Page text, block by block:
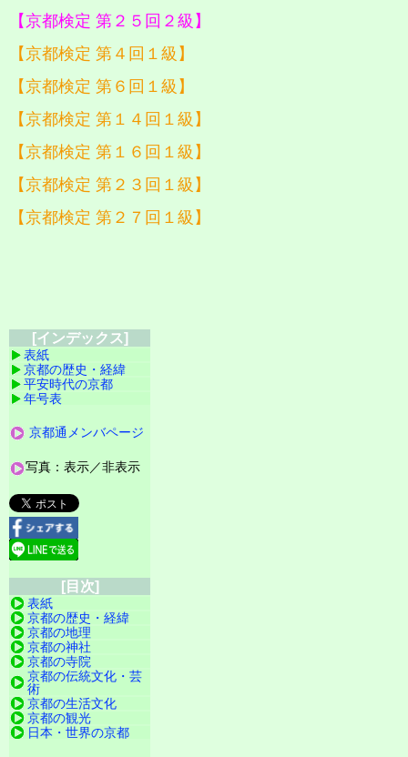
【京都検定 第２５回２級】
【京都検定 第４回１級】
【京都検定 第６回１級】
【京都検定 第１４回１級】
【京都検定 第１６回１級】
【京都検定 第２３回１級】
【京都検定 第２７回１級】
[インデックス]
表紙
京都の歴史・経緯
平安時代の京都
年号表
京都通メンバページ
写真：表示／非表示
[目次]
表紙
京都の歴史・経緯
京都の地理
京都の神社
京都の寺院
京都の伝統文化・芸
術
京都の生活文化
京都の観光
日本・世界の京都